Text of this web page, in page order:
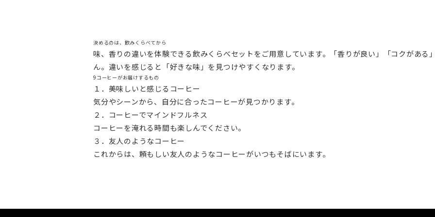
決めるのは、飲みくらべてから
味、香りの違いを体験できる飲みくらべセットをご用意しています。「香りが良い」「コクがある
ん。違いを感じると「好きな味」を見つけやすくなります。
9コーヒーがお届けするもの
１．美味しいと感じるコーヒー
気分やシーンから、自分に合ったコーヒーが見つかります。
２．コーヒーでマインドフルネス
コーヒーを淹れる時間も楽しんでください。
３．友人のようなコーヒー
これからは、頼もしい友人のようなコーヒーがいつもそばにいます。